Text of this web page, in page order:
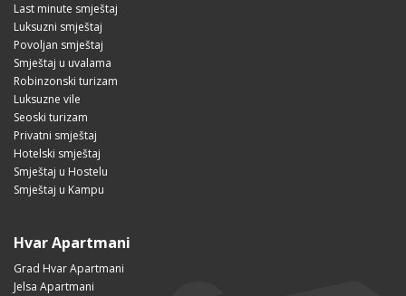
Last minute smještaj
Luksuzni smještaj
Povoljan smještaj
Smještaj u uvalama
Robinzonski turizam
Luksuzne vile
Seoski turizam
Privatni smještaj
Hotelski smještaj
Smještaj u Hostelu
Smještaj u Kampu
Hvar Apartmani
Grad Hvar Apartmani
Jelsa Apartmani